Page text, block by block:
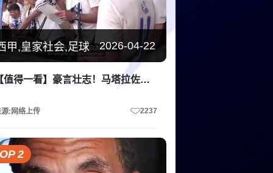
甲,皇家社会,足球 2026-04-22
【值得一看】豪言壮志！马塔拉佐用巴斯克语发表讲话：国王杯夺冠仅仅是开始！
源:网络上传 2237
2